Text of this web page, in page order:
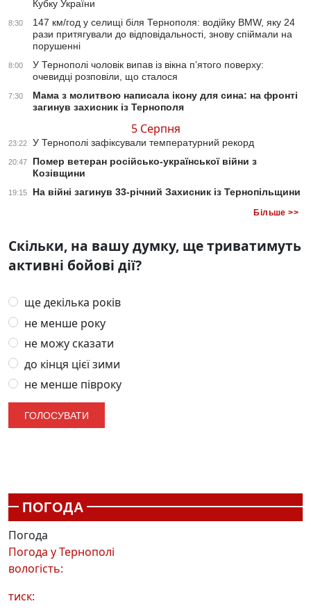
Кубку України
8:30
147 км/год у селищі біля Тернополя: водійку BMW, яку 24
рази притягували до відповідальності, знову спіймали на
порушенні
8:00
У Тернополі чоловік випав із вікна п’ятого поверху:
очевидці розповіли, що сталося
7:30
Мама з молитвою написала ікону для сина: на фронті
загинув захисник із Тернополя
5 Серпня
23:22 У Тернополі зафіксували температурний рекорд
20:47
Помер ветеран російсько-української війни з
Козівщини
19:15 На війні загинув 33-річний Захисник із Тернопільщини
Більше >>
Скільки, на вашу думку, ще триватимуть
активні бойові дії?
ще декілька років
не менше року
не можу сказати
до кінця цієї зими
не менше півроку
ПОГОДА
Погода
Погода уТернополі
вологість:
тиск: